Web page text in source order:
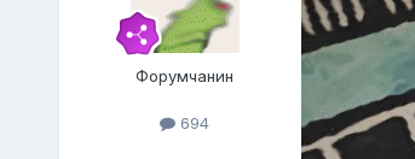
Форумчанин
694